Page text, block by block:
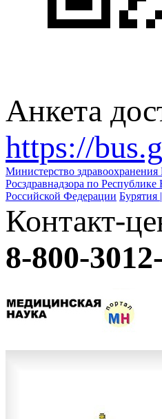
Анкета
https://
Министерство
Росздравнадзора по Республике
Российской Федерации Бурятия
Контакт-
8-800-